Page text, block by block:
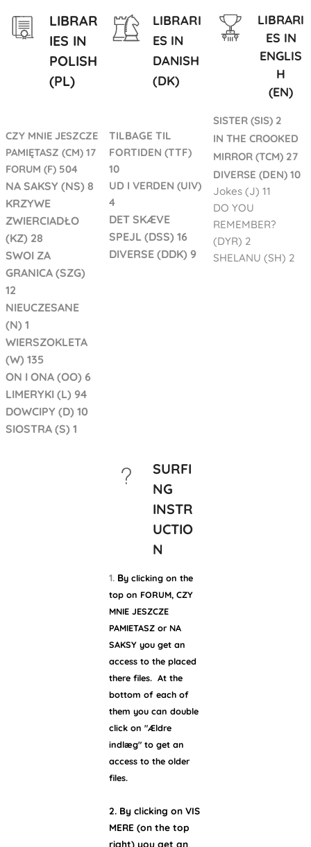
LIBRAR
IES IN
POLISH
(PL)
CZY MNIE JESZCZE
PAMIĘTASZ (CM) 17
FORUM (F) 504
NA SAKSY (NS) 8
KRZYWE
ZWIERCIADŁO
(KZ) 28
SWOI ZA
GRANICA (SZG)
12
NIEUCZESANE
(N) 1
WIERSZOKLETA
(W) 135
ON I ONA (OO) 6
LIMERYKI (L) 94
DOWCIPY (D) 10
SIOSTRA (S) 1
LIBRARI
ES IN
DANISH
(DK)
TILBAGE TIL
FORTIDEN (TTF)
10
UD I VERDEN (UIV)
4
DET SKÆVE
SPEJL (DSS) 16
DIVERSE (DDK) 9
LIBRARI
ES IN
ENGLIS
H
(EN)
SISTER (SIS) 2
IN THE CROOKED
MIRROR (TCM) 27
DIVERSE (DEN) 10
Jokes (J) 11
DO YOU
REMEMBER?
(DYR) 2
SHELANU (SH) 2
SURFI
NG
INSTR
UCTIO
N
1. By clicking on the
top on FORUM, CZY
MNIE JESZCZE
PAMIETASZ or NA
SAKSY you get an
access to the placed
there files. At the
bottom of each of
them you can double
click on "Ældre
indlæg" to get an
access to the older
files.
2. By clicking on VIS
MERE (on the top
right) you get an